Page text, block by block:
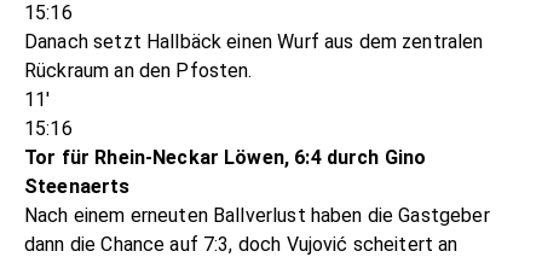
15:16
Danach setzt Hallbäck einen Wurf aus dem zentralen
Rückraum an den Pfosten.
11'
15:16
Tor für Rhein-Neckar Löwen, 6:4 durch Gino
Steenaerts
Nach einem erneuten Ballverlust haben die Gastgeber
dann die Chance auf 7:3, doch Vujović scheitert an